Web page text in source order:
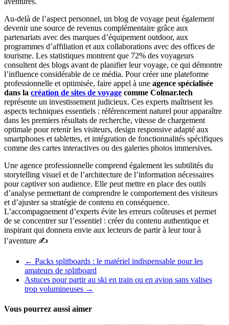
Au-delà de l’aspect personnel, un blog de voyage peut également
devenir une source de revenus complémentaire grâce aux
partenariats avec des marques d’équipement outdoor, aux
programmes d’affiliation et aux collaborations avec des offices de
tourisme. Les statistiques montrent que 72% des voyageurs
consultent des blogs avant de planifier leur voyage, ce qui démontre
l’influence considérable de ce média. Pour créer une plateforme
professionnelle et optimisée, faire appel à une agence spécialisée
dans la création de sites de voyage comme Colmar.tech
représente un investissement judicieux. Ces experts maîtrisent les
aspects techniques essentiels : référencement naturel pour apparaître
dans les premiers résultats de recherche, vitesse de chargement
optimale pour retenir les visiteurs, design responsive adapté aux
smartphones et tablettes, et intégration de fonctionnalités spécifiques
comme des cartes interactives ou des galeries photos immersives.
Une agence professionnelle comprend également les subtilités du
storytelling visuel et de l’architecture de l’information nécessaires
pour captiver son audience. Elle peut mettre en place des outils
d’analyse permettant de comprendre le comportement des visiteurs
et d’ajuster sa stratégie de contenu en conséquence.
L’accompagnement d’experts évite les erreurs coûteuses et permet
de se concentrer sur l’essentiel : créer du contenu authentique et
inspirant qui donnera envie aux lecteurs de partir à leur tour à
l’aventure ✍️
← Packs splitboards : le matériel indispensable pour les
amateurs de splitboard
Astuces pour partir au ski en train ou en avion sans valises
trop volumineuses →
Vous pourrez aussi aimer